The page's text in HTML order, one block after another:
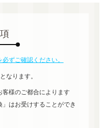
ずご確認ください。
なります。
様のご都合によります
」はお受けすることができ